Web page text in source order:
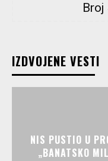
IZDVOJENE VESTI
NIS PUSTIO U
„BANATSKO